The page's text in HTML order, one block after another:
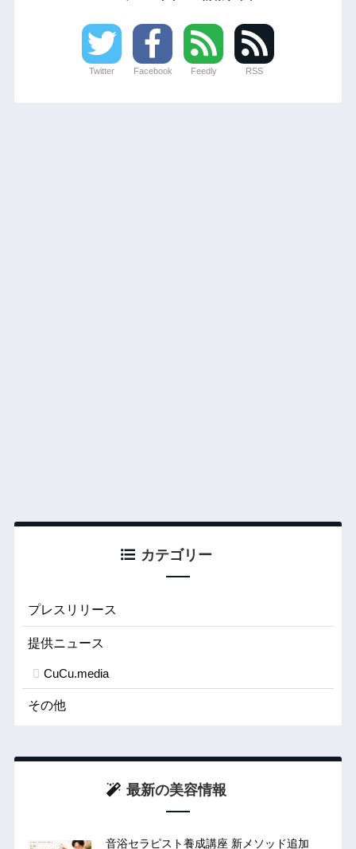
Twitter Facebook Feedly RSS
カテゴリー
プレスリリース
提供ニュース
CuCu.media
その他
最新の美容情報
音浴セラピスト養成講座 新メソッド追加